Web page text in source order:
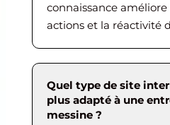
connaissance
actions et la réactivité
Quel type de site
plus adapté à une
messine ?